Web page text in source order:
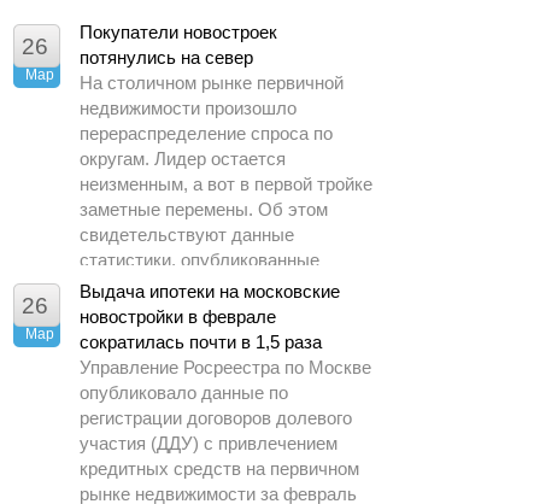
26
Мар
Покупатели новостроек
потянулись на север
На столичном рынке первичной
недвижимости произошло
перераспределение спроса по
округам. Лидер остается
неизменным, а вот в первой тройке
заметные перемены. Об этом
свидетельствуют данные
статистики, опубликованные
Управлением Росреестра по
Москве.
26
Мар
Выдача ипотеки на московские
новостройки в феврале
сократилась почти в 1,5 раза
Управление Росреестра по Москве
опубликовало данные по
регистрации договоров долевого
участия (ДДУ) с привлечением
кредитных средств на первичном
рынке недвижимости за февраль